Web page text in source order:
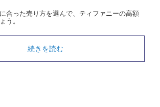
合った売り方を選んで、ティファニーの高額
う。
続きを読む